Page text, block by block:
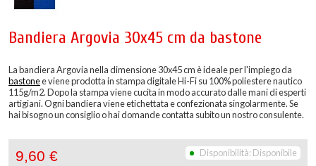
Bandiera Argovia 30x45 cm da bastone
La bandiera Argovia nella dimensione 30x45 cm è ideale per l'impiego da
bastonee viene prodotta in stampa digitale Hi-Fi su 100% poliestere nautico
115g/m2. Dopo la stampa viene cucita in modo accurato dalle mani di esperti
artigiani. Ogni bandiera viene etichettata e confezionata singolarmente. Se
hai bisogno un consiglio o hai domande contatta subito un nostro consulente.
Disponibilità: Disponibile
9,60 €